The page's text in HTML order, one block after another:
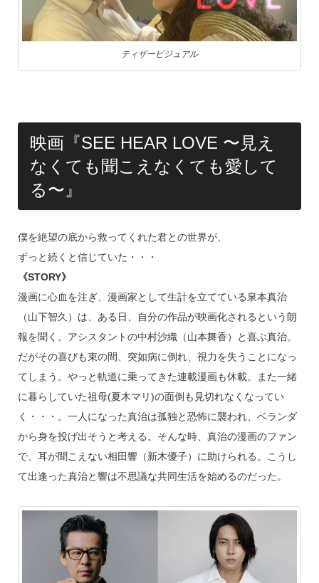
ティザービジュアル
映画『SEE HEAR LOVE 〜見え
なくても聞こえなくても愛して
る〜』
僕を絶望の底から救ってくれた君との世界が、
ずっと続くと信じていた・・・
《STORY》
漫画に心血を注ぎ、漫画家として生計を立てている泉本真治
（山下智久）は、ある日、自分の作品が映画化されるという朗
報を聞く。アシスタントの中村沙織（山本舞香）と喜ぶ真治。
だがその喜びも束の間、突如病に倒れ、視力を失うことになっ
てしまう。やっと軌道に乗ってきた連載漫画も休載。また一緒
に暮らしていた祖母(夏木マリ)の面倒も見切れなくなってい
く・・・。一人になった真治は孤独と恐怖に襲われ、ベランダ
から身を投げ出そうと考える。そんな時、真治の漫画のファン
で、耳が聞こえない相田響（新木優子）に助けられる。こうし
て出逢った真治と響は不思議な共同生活を始めるのだった。